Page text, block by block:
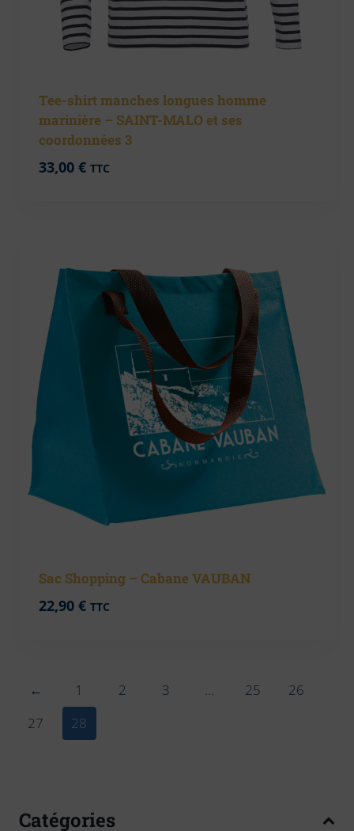
Tee-shirt manches longues homme
marinière – SAINT-MALO et ses
coordonnées 3
33,00 € TTC
Sac Shopping – Cabane VAUBAN
22,90 € TTC
← 1 2 3 … 25
26
27
28
Catégories